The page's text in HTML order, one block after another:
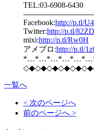
TEL:03-6908-6430
Facebook:http://p.tl/
Twitter:http://p.tl/82ZD
mixi:http://p.tl/Rw0H
アメブロ:http://p.tl/
一覧へ
< 次のページへ
前のページへ >